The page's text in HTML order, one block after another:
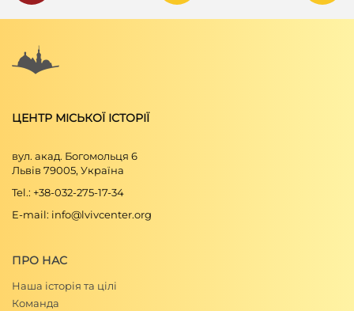
ЦЕНТР МІСЬКОЇ ІСТОРІЇ
вул. акад. Богомольця 6
Львів 79005, Україна
Tel.: +38-032-275-17-34
E-mail: info@lvivcenter.org
ПРО НАС
Наша історія та цілі
Команда